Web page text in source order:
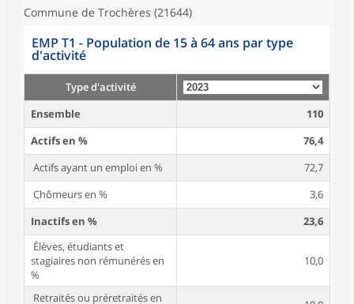
Commune de Trochères (21644)
EMP T1 - Population de 15 à 64 ans par type
d'activité
Type d'activité
Ensemble
110
Actifs en %
76,4
Actifs ayant un emploi en %
72,7
Chômeurs en %
3,6
Inactifs en %
23,6
Élèves, étudiants et
stagiaires non rémunérés en
%
10,0
Retraités ou préretraités en